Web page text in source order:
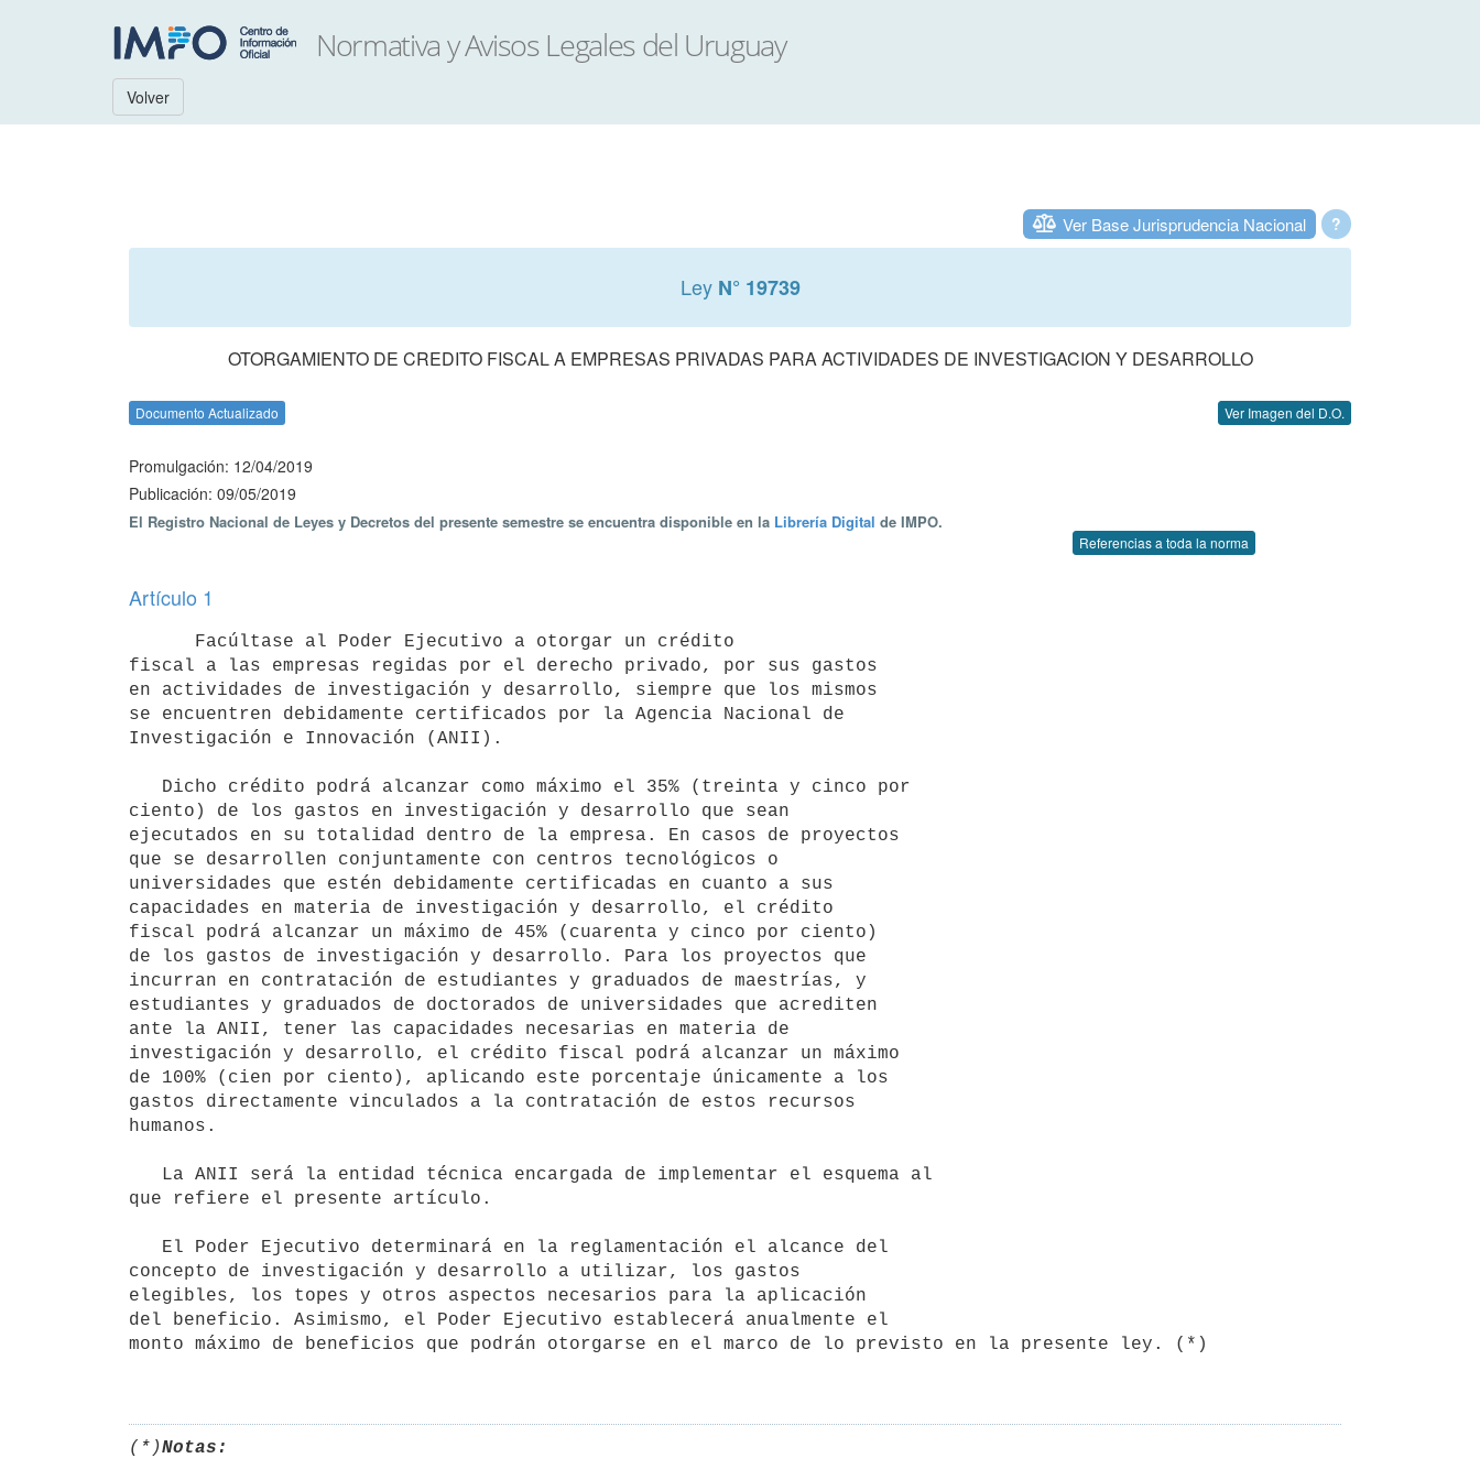
Volver
?
Ver Base Jurisprudencia Nacional
Ley N° 19739
OTORGAMIENTO DE CREDITO FISCAL A EMPRESAS PRIVADAS PARA ACTIVIDADES DE INVESTIGACION Y DESARROLLO
Documento Actualizado Ver Imagen del D.O.
Promulgación: 12/04/2019
Publicación: 09/05/2019
El Registro Nacional de Leyes y Decretos del presente semestre se encuentra disponible en la Librería Digital de IMPO.
Referencias a toda la norma
Artículo 1
fiscal a las empresas regidas por el derecho privado, por sus gastos
en actividades de investigación y desarrollo, siempre que los mismos
se encuentren debidamente certificados por la Agencia Nacional de
Investigación e Innovación (ANII).
ciento) de los gastos en investigación y desarrollo que sean
ejecutados en su totalidad dentro de la empresa. En casos de proyectos
que se desarrollen conjuntamente con centros tecnológicos o
universidades que estén debidamente certificadas en cuanto a sus
capacidades en materia de investigación y desarrollo, el crédito
fiscal podrá alcanzar un máximo de 45% (cuarenta y cinco por ciento)
de los gastos de investigación y desarrollo. Para los proyectos que
incurran en contratación de estudiantes y graduados de maestrías, y
estudiantes y graduados de doctorados de universidades que acrediten
ante la ANII, tener las capacidades necesarias en materia de
investigación y desarrollo, el crédito fiscal podrá alcanzar un máximo
de 100% (cien por ciento), aplicando este porcentaje únicamente a los
gastos directamente vinculados a la contratación de estos recursos
humanos.
que refiere el presente artículo.
concepto de investigación y desarrollo a utilizar, los gastos
elegibles, los topes y otros aspectos necesarios para la aplicación
del beneficio. Asimismo, el Poder Ejecutivo establecerá anualmente el
monto máximo de beneficios que podrán otorgarse en el marco de lo previsto en la presente ley. (*)
(*)Notas: